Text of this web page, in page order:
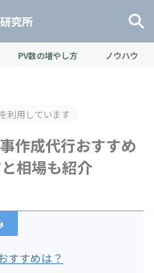
究所
PV数の増やし方 ノウハウ
利用しています
作成代行おすすめ
相場も紹介
すすめは？